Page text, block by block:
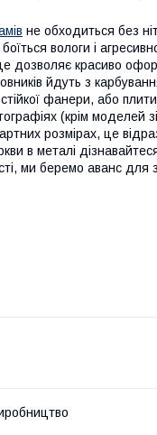
не обходиться без
вологи і
дозволяє красиво
йдуть з
фанери, або
(крім моделей зі
розмірах, це
в металі
ми беремо аванс для